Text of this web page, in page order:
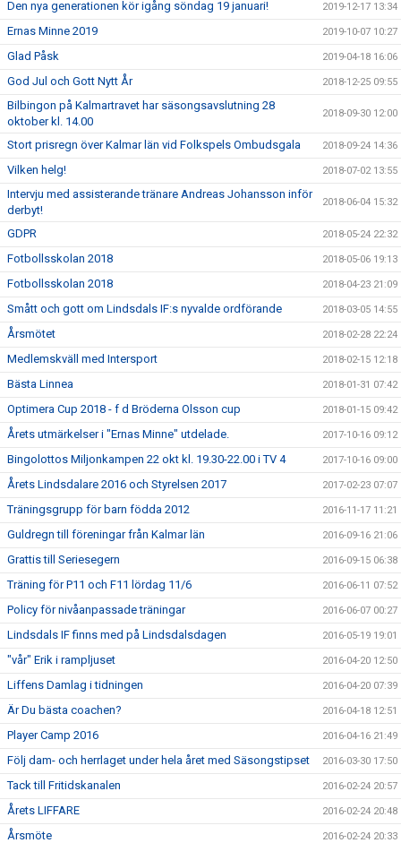
Den nya generationen kör igång söndag 19 januari! 2019-12-17 13:34
Ernas Minne 2019 2019-10-07 10:27
Glad Påsk 2019-04-18 16:06
God Jul och Gott Nytt År 2018-12-25 09:55
Bilbingon på Kalmartravet har säsongsavslutning 28
oktober kl. 14.00
2018-09-30 12:00
Stort prisregn över Kalmar län vid Folkspels Ombudsgala 2018-09-24 14:36
Vilken helg! 2018-07-02 13:55
Intervju med assisterande tränare Andreas Johansson inför
derbyt!
2018-06-04 15:32
GDPR 2018-05-24 22:32
Fotbollsskolan 2018 2018-05-06 19:13
Fotbollsskolan 2018 2018-04-23 21:09
Smått och gott om Lindsdals IF:s nyvalde ordförande 2018-03-05 14:55
Årsmötet 2018-02-28 22:24
Medlemskväll med Intersport 2018-02-15 12:18
Bästa Linnea 2018-01-31 07:42
Optimera Cup 2018 - f d Bröderna Olsson cup 2018-01-15 09:42
Årets utmärkelser i "Ernas Minne" utdelade. 2017-10-16 09:12
Bingolottos Miljonkampen 22 okt kl. 19.30-22.00 i TV 4 2017-10-16 09:00
Årets Lindsdalare 2016 och Styrelsen 2017 2017-02-23 07:07
Träningsgrupp för barn födda 2012 2016-11-17 11:21
Guldregn till föreningar från Kalmar län 2016-09-16 21:06
Grattis till Seriesegern 2016-09-15 06:38
Träning för P11 och F11 lördag 11/6 2016-06-11 07:52
Policy för nivåanpassade träningar 2016-06-07 00:27
Lindsdals IF finns med på Lindsdalsdagen 2016-05-19 19:01
"vår" Erik i rampljuset 2016-04-20 12:50
Liffens Damlag i tidningen 2016-04-20 07:39
Är Du bästa coachen? 2016-04-18 12:51
Player Camp 2016 2016-04-16 21:49
Följ dam- och herrlaget under hela året med Säsongstipset 2016-03-30 17:50
Tack till Fritidskanalen 2016-02-24 20:57
Årets LIFFARE 2016-02-24 20:48
Årsmöte 2016-02-24 20:33